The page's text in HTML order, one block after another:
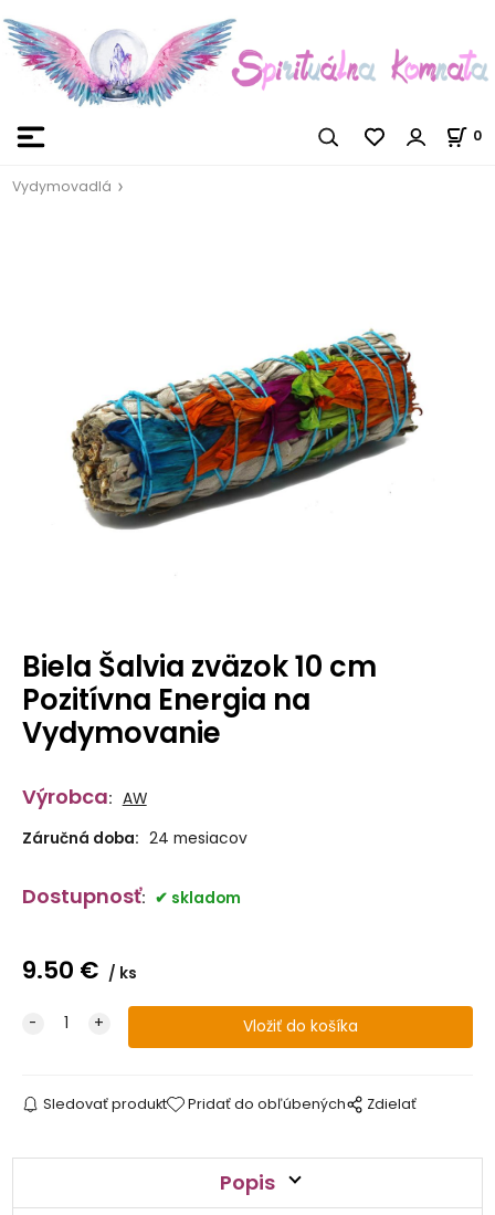
0
Vydymovadlá
Biela Šalvia zväzok 10 cm
Pozitívna Energia na
Vydymovanie
Výrobca: AW
Záručná doba: 24 mesiacov
Dostupnosť: skladom
9.50 € ks
Sledovať produkt Pridať do obľúbených Zdielať
Popis